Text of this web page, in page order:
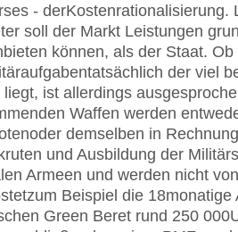
- derKostenrationalisierung.
soll der Markt Leistungen
können, als der Staat. Ob
der viel
ist allerdings
Waffen werden
demselben in
und Ausbildung der
Armeen und werden nicht
Beispiel die 18monatige
Green Beret rund 250